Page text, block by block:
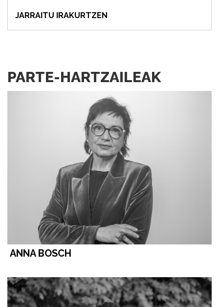
JARRAITU IRAKURTZEN
PARTE-HARTZAILEAK
ANNA BOSCH